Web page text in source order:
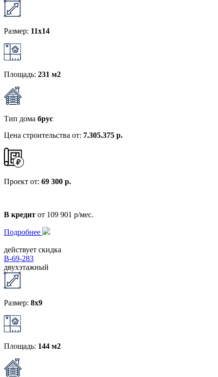
Размер: 11x14
Площадь: 231 м2
Тип дома брус
Цена строительства от: 7.305.375 р.
Проект от: 69 300 р.
В кредит от 109 901 р/мес.
Подробнее
действует скидка
В-69-283
двухэтажный
Размер: 8x9
Площадь: 144 м2